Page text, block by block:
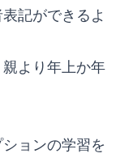
記ができるよ
より年上か年
ョンの学習を